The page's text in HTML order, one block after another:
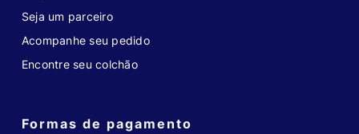
Seja um parceiro
Acompanhe seu pedido
Encontre seu colchão
Formas de pagamento